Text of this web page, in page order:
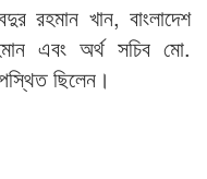
রহমান খান, বাংলাদেশ
এবং অর্থ সচিব মো.
ছিলেন।